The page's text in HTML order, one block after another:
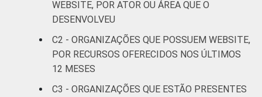
Saúde e
social
WEBSITE, POR ATOR OU ÁREA QUE O
DESENVOLVEU
C2 - ORGANIZAÇÕES QUE POSSUEM WEBSITE,
POR RECURSOS OFERECIDOS NOS ÚLTIMOS
12 MESES
C3 - ORGANIZAÇÕES QUE ESTÃO PRESENTES